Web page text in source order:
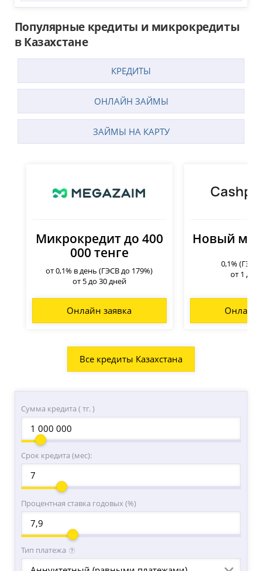
Популярные кредиты и микрокредиты
в Казахстане
КРЕДИТЫ
ОНЛАЙН ЗАЙМЫ
ЗАЙМЫ НА КАРТУ
Микрокредит до 400
000 тенге
от 0,1% в день (ГЭСВ до 179%)
от 5 до 30 дней
Онлайн заявка
Новый
0,1% (ГЭСВ
от 1 до
Онлайн
Все кредиты Казахстана
Сумма кредита ( тг. )
Срок кредита (мес):
Процентная ставка годовых (%)
Тип платежа